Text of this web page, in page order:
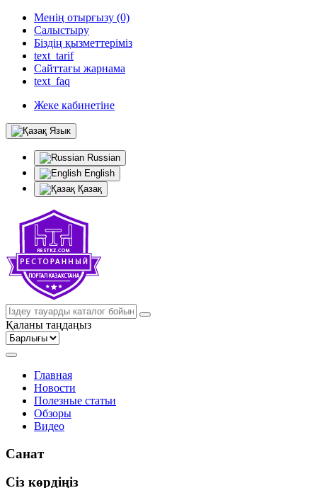
Менің отырғызу (0)
Салыстыру
Біздің қызметтеріміз
text_tarif
Сайттағы жарнама
text_faq
Жеке кабинетіне
Язык
Russian
English
Қазақ
Қаланы таңдаңыз
Главная
Новости
Полезные статьи
Обзоры
Видео
Санат
Сіз көрдіңіз